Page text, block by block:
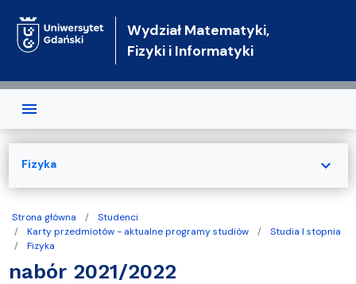
Wydział Matematyki,
Fizyki i Informatyki
Strona główna
Studenci
Karty przedmiotów - aktualne programy studiów
Studia I stopnia
Fizyka
nabór 2021/2022
Fizyka expand_more